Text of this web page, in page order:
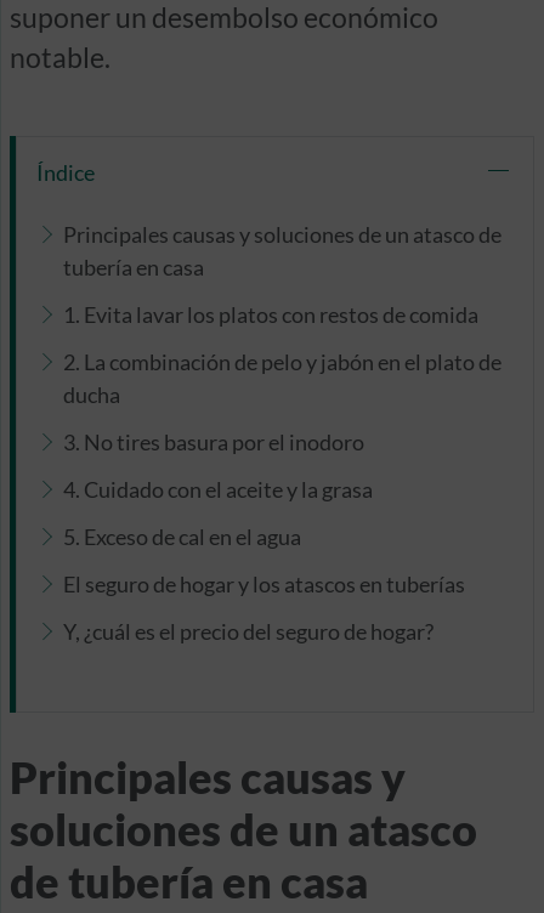
suponer un desembolso económico
notable.
Índice
Principales causas y soluciones de un atasco de
tubería en casa
1. Evita lavar los platos con restos de comida
2. La combinación de pelo y jabón en el plato de
ducha
3. No tires basura por el inodoro
4. Cuidado con el aceite y la grasa
5. Exceso de cal en el agua
El seguro de hogar y los atascos en tuberías
Y, ¿cuál es el precio del seguro de hogar?
Principales causas y
soluciones de un atasco
de tubería en casa